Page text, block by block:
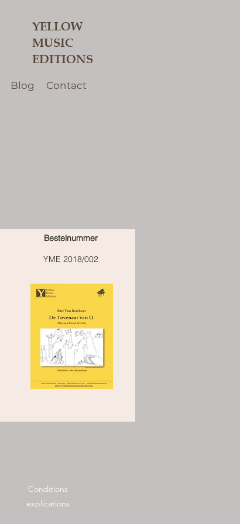
YELLOW
MUSIC
EDITIONS
Blog Contact
Bestelnummer
YME 2018/002
Conditions
explications